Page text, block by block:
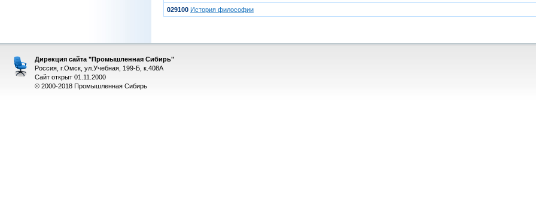
029100 История философии
Дирекция сайта "Промышленная Сибирь"
Россия, г.Омск, ул.Учебная, 199-Б, к.408А
Сайт открыт 01.11.2000
© 2000-2018 Промышленная Сибирь